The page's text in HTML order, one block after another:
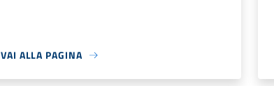
VAI ALLA PAGINA